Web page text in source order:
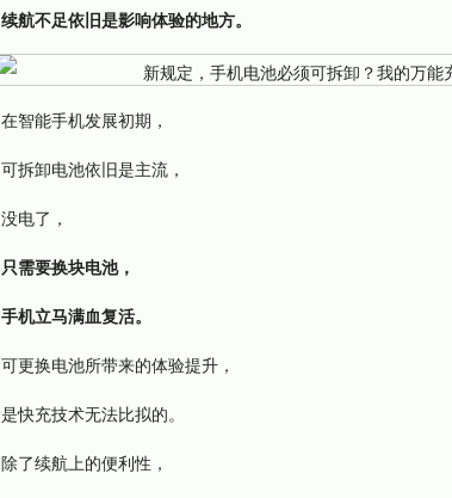
续航不足依旧是影响体验的地方。
在智能手机发展初期，
可拆卸电池依旧是主流，
没电了，
只需要换块电池，
手机立马满血复活。
可更换电池所带来的体验提升，
是快充技术无法比拟的。
除了续航上的便利性，